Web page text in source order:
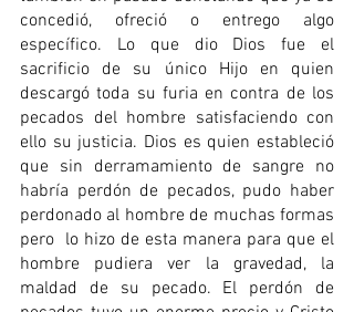
concedió, ofreció o entrego algo
específico. Lo que dio Dios fue el
sacrificio de su único Hijo en quien
descargó toda su furia en contra de los
pecados del hombre satisfaciendo con
ello su justicia. Dios es quien estableció
que sin derramamiento de sangre no
habría perdón de pecados, pudo haber
perdonado al hombre de muchas formas
pero  lo hizo de esta manera para que el
hombre pudiera ver la gravedad, la
maldad de su pecado. El perdón de